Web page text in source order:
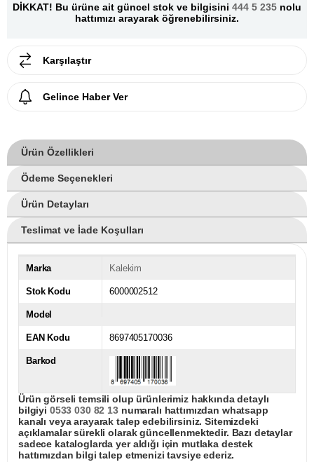
DİKKAT! Bu ürüne ait güncel stok ve bilgisini 444 5 235 nolu
hattımızı arayarak öğrenebilirsiniz.
Karşılaştır
Gelince Haber Ver
Ürün Özellikleri
Ödeme Seçenekleri
Ürün Detayları
Teslimat ve İade Koşulları
Marka Kalekim
Stok Kodu 6000002512
Model
EAN Kodu 8697405170036
Barkod
Ürün görseli temsili olup ürünlerimiz hakkında detaylı
bilgiyi 0533 030 82 13numaralı hattımızdan whatsapp
kanalı veya arayarak talep edebilirsiniz. Sitemizdeki
açıklamalar sürekli olarak güncellenmektedir. Bazı detaylar
sadece kataloglarda yer aldığı için mutlaka destek
hattımızdan bilgi talep etmenizi tavsiye ederiz.